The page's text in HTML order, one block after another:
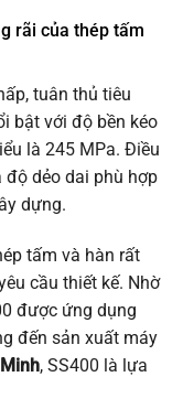
rãi của thép tấm
tuân thủ tiêu
bật với độ bền kéo
là 245 MPa. Điều
dẻo dai phù hợp
dựng.
tấm và hàn rất
cầu thiết kế. Nhờ
được ứng dụng
đến sản xuất máy
, SS400 là lựa